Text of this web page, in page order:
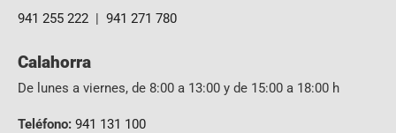
941 255 222 | 941 271 780
Calahorra
De lunes a viernes, de 8:00 a 13:00 y de 15:00 a 18:00 h
Teléfono: 941 131 100